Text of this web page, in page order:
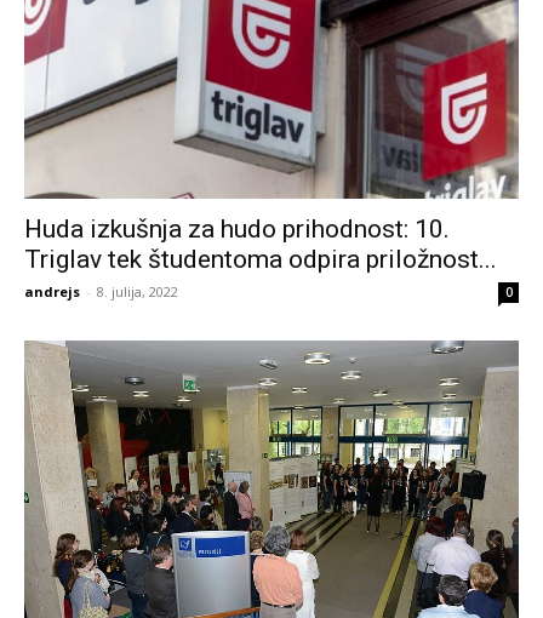
Huda izkušnja za hudo prihodnost: 10.
Triglav tek študentoma odpira priložnost...
andrejs - 8. julija, 2022 0